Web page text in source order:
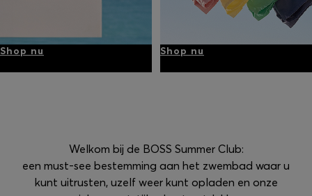
Shop nu Shop nu
Welkom bij de BOSS Summer Club:
een must-see bestemming aan het zwembad waar u
kunt uitrusten, uzelf weer kunt opladen en onze